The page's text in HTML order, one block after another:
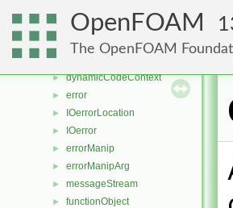
OpenFOAM
The OpenFOAM
► compileTemplate
► dlLibraryTable
►
► dynamicCodeContext
► error
► IOerrorLocation
► IOerror
► errorManip
► errorManipArg
► messageStream
► functionObject